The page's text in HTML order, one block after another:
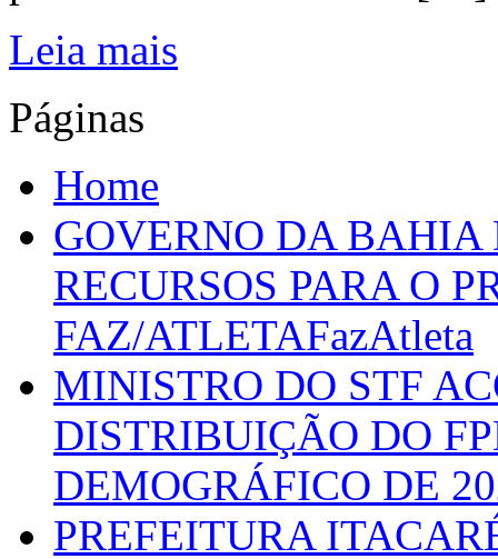
Leia mais
Páginas
Home
GOVERNO DA
RECURSOS PARA O
FAZ/ATLETAFazAtleta
MINISTRO DO STF
DISTRIBUIÇÃO DO
DEMOGRÁFICO DE
PREFEITURA